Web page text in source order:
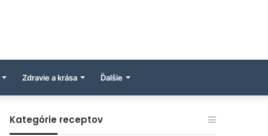
Zdravie a krása Ďalšie
Kategórie receptov